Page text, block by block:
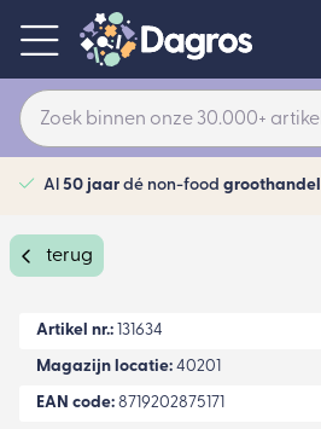
Al 50 jaar dé non-food groothandel
terug
Artikel nr.: 131634
Magazijn locatie: 40201
EAN code: 8719202875171